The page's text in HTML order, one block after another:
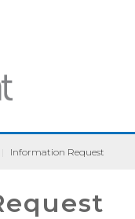
Information Request